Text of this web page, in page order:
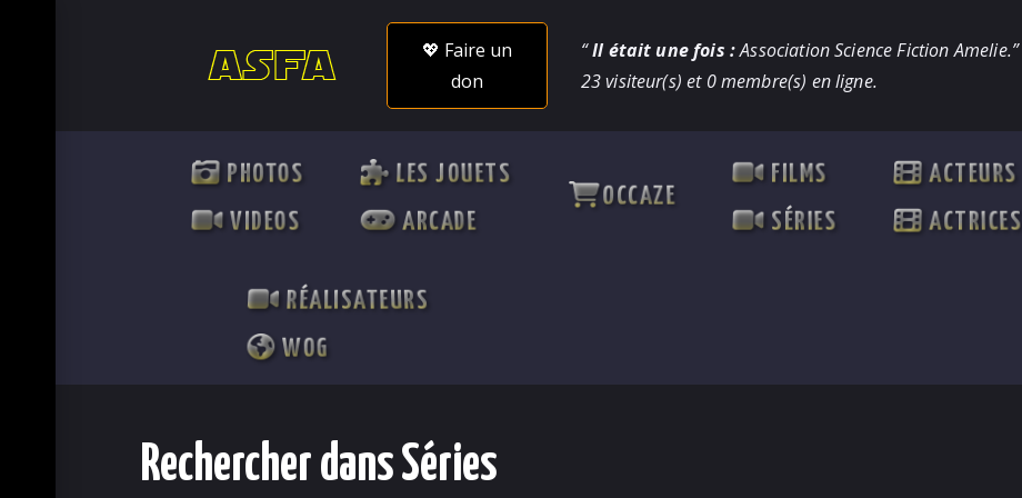
💖 Faire un
don
“Il était une fois :Association Science Fiction Amelie.”
23 visiteur(s) et 0 membre(s) en ligne.
PHOTOS
VIDEOS
LES JOUETS
ARCADE
OCCAZE
FILMS
SÉRIES
ACTEURS
ACTRICES
RÉALISATEURS
WOG
Rechercher dans Séries